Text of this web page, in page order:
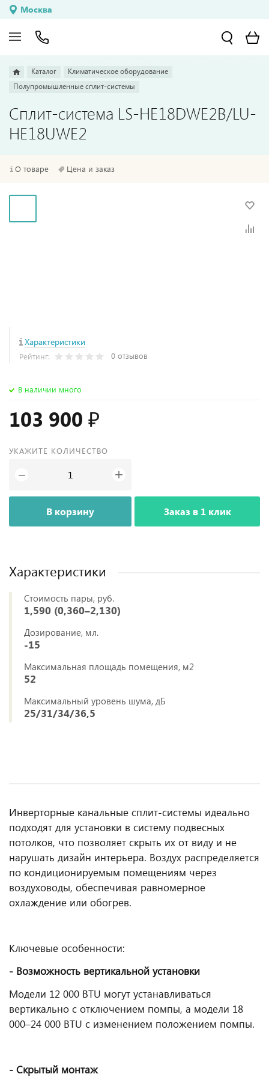
Москва
Каталог
Климатическое оборудование
Полупромышленные сплит-системы
Сплит-система LS-HE18DWE2B/LU-
HE18UWE2
О товаре Цена и заказ
Характеристики
Рейтинг: 0 отзывов
В наличии много
103 900 ₽
УКАЖИТЕ КОЛИЧЕСТВО
− +
В корзину Заказ в 1 клик
Характеристики
Стоимость пары, руб.
1,590 (0,360–2,130)
Дозирование, мл.
-15
Максимальная площадь помещения, м2
52
Максимальный уровень шума, дБ
25/31/34/36,5
Инверторные канальные сплит-системы идеально
подходят для установки в систему подвесных
потолков, что позволяет скрыть их от виду и не
нарушать дизайн интерьера. Воздух распределяется
по кондиционируемым помещениям через
воздуховоды, обеспечивая равномерное
охлаждение или обогрев.
Ключевые особенности:
- Возможность вертикальной установки
Модели 12 000 BTU могут устанавливаться
вертикально с отключением помпы, а модели 18
000–24 000 BTU с изменением положением помпы.
- Скрытый монтаж